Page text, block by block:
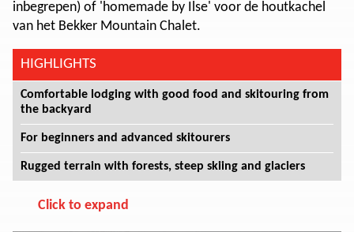
inbegrepen) of 'homemade by Ilse' voor de houtkachel
van het Bekker Mountain Chalet.
HIGHLIGHTS
Comfortable lodging with good food and skitouring from
the backyard
For beginners and advanced skitourers
Rugged terrain with forests, steep skiing and glaciers
Click to expand